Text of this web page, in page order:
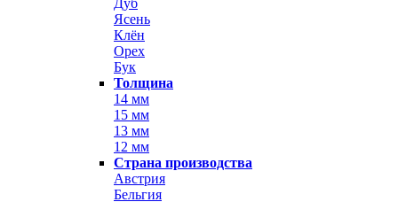
Дуб
Ясень
Клён
Орех
Бук
Толщина
14 мм
15 мм
13 мм
12 мм
Страна производства
Австрия
Бельгия